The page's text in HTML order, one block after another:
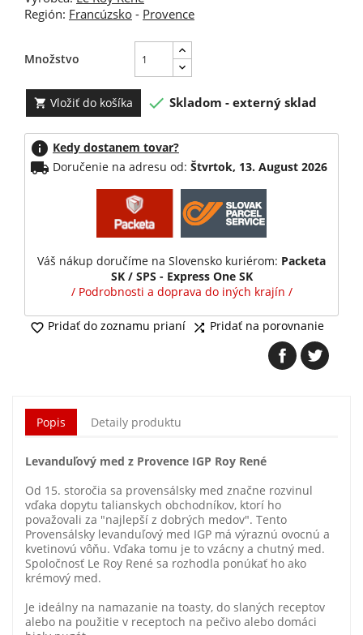
Región: Francúzsko - Provence
Množstvo
 Vložiť do košíka  Skladom - externý sklad
info Kedy dostanem tovar?
local_shipping Doručenie na adresu od: Štvrtok, 13. August 2026
Váš nákup doručíme na Slovensko kuriérom: Packeta
SK / SPS - Express One SK
/ Podrobnosti a doprava do iných krajín /
 Pridať do zoznamu prianí  Pridať na porovnanie
Popis Detaily produktu
Levanduľový med z Provence IGP Roy René
Od 15. storočia sa provensálsky med značne rozvinul
vďaka dopytu talianskych obchodníkov, ktorí ho
považovali za "najlepší z dobrých medov". Tento
Provensálsky levanduľový med IGP má výraznú ovocnú a
kvetinovú vôňu. Vďaka tomu je to vzácny a chutný med.
Spoločnosť Le Roy René sa rozhodla ponúkať ho ako
krémový med.
Je ideálny na namazanie na toasty, do slaných receptov
alebo na použitie v receptoch na pečivo alebo domáci